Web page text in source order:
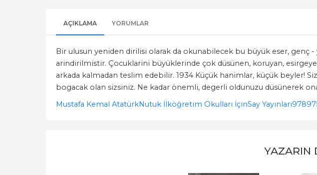
AÇIKLAMA YORUMLAR
Bir ulusun yeniden dirilisi olarak da okunabilecek bu büyük eser, genç
arindirilmistir. Çocuklarini büyüklerinde çok düsünen, koruyan,
arkada kalmadan teslim edebilir. 1934 Küçük hanimlar, küçük beyler!
bogacak olan sizsiniz. Ne kadar önemli, degerli oldunuzu düsünerek
Mustafa Kemal AtatürkNutuk İlköğretim Okulları İçinSay Yayınları
YAZARIN